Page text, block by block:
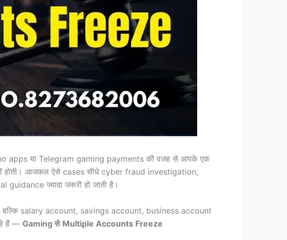
apps या Telegram gaming payments की वजह से आपके एक
होती। आजकल ऐसे cases सीधे cyber fraud investigation,
ज्यादा जरूरी हो जाती है।
salary account, savings account, business account
हैं — Gaming से Multiple Accounts Freeze